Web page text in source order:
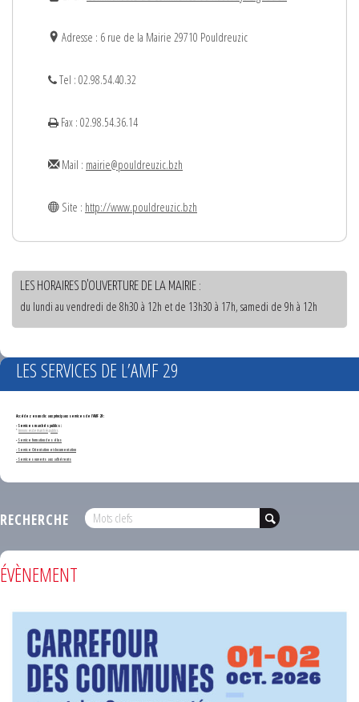
Adresse : 6 rue de la Mairie 29710 Pouldreuzic
Tel : 02.98.54.40.32
Fax : 02.98.54.36.14
Mail : mairie@pouldreuzic.bzh
Site : http://www.pouldreuzic.bzh
LES HORAIRES D'OUVERTURE DE LA MAIRIE :
du lundi au vendredi de 8h30 à 12h et de 13h30 à 17h, samedi de 9h à 12h
LES SERVICES DE L’AMF 29
Accédez en un clic aux principaux services de l'AMF 29 :
- Services marchés publics :
*Annonces de marchés publics
-Service formation des élus
- Service Orientation et documentation
- Services ouverts aux adhérents
RECHERCHE
ÉVÈNEMENT